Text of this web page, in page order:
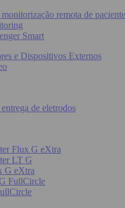
monitorização remota de
Smart
e Dispositivos Externos
entrega de eletrodos
Flux G eXtra
LT G
G eXtra
FullCircle